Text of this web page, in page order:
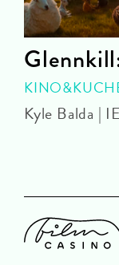
Kyle Balda |